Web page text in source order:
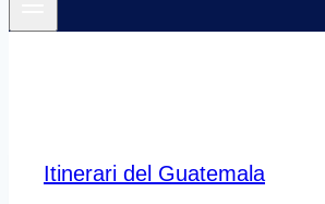
Itinerari del Guatemala